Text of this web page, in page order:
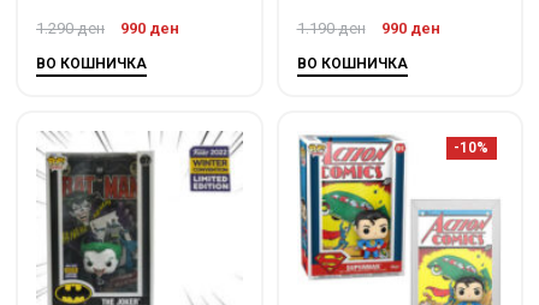
1.290ден 990 ден
ВО КОШНИЧКА
1.190ден 990 ден
ВО КОШНИЧКА
-10%